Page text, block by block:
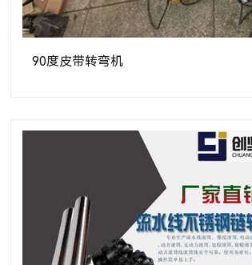
90度皮带转弯机